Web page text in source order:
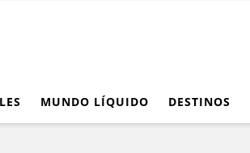
MUNDO LÍQUIDO DESTINOS